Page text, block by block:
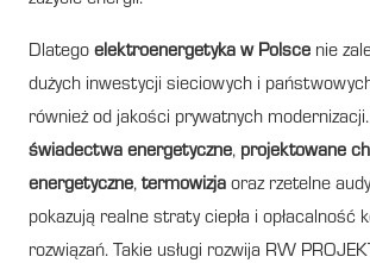
Dlatego elektroenergetyka w Polsce nie
dużych inwestycji sieciowych i
również od jakości prywatnych
świadectwa energetyczne, projektowane
energetyczne, termowizja oraz rzetelne
pokazują realne straty ciepła i opłacalność
rozwiązań. Takie usługi rozwija RW